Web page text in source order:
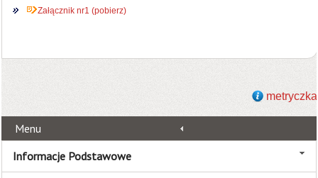
Załącznik nr1 (pobierz)
metryczka
Menu
Informacje Podstawowe